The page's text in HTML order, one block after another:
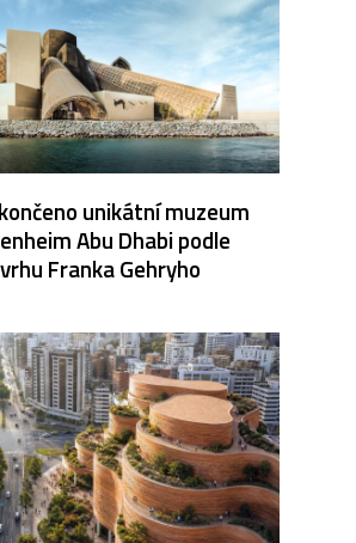
unikátní muzeum
Abu Dhabi podle
Franka Gehryho